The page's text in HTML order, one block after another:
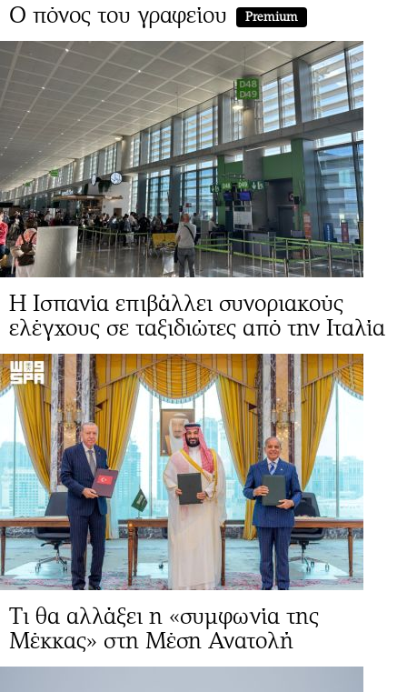
Ο πόνος του γραφείου Premium
Η Ισπανία επιβάλλει συνοριακούς
ελέγχους σε ταξιδιώτες από την Ιταλία
Τι θα αλλάξει η «συμφωνία της
Μέκκας» στη Μέση Ανατολή